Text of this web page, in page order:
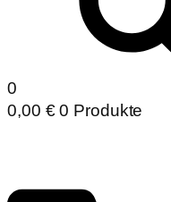
0
0,00 € 0 Produkte